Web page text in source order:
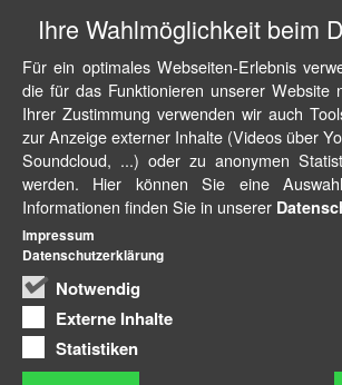
Ihre Wahlmöglichkeit beim
Für ein optimales Webseiten-Erlebnis
die für das Funktionieren unserer Website
Ihrer Zustimmung verwenden wir auch
zur Anzeige externer Inhalte (Videos über
Soundcloud, ...) oder zu anonymen
werden. Hier können Sie eine
Informationen finden Sie in unserer
Notwendig
Externe Inhalte
Statistiken
Impressum
Datenschutzerklärung